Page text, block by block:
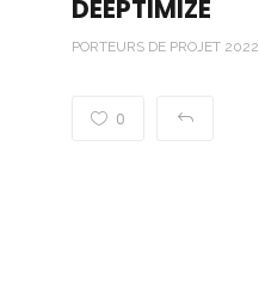
DEEPTIMIZE
PORTEURS DE PROJET 2022
0